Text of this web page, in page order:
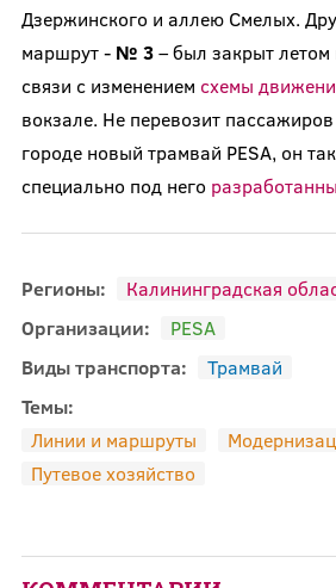
Дзержинского и аллею Смелых.
маршрут - № 3– был закрыт
связи с изменением схемы
вокзале. Не перевозит
городе новый трамвай PESA, он
специально под него
Регионы:
Калининградская
Организации:
PESA
Виды транспорта:
Трамвай
Темы:
Линии и маршруты
Путевое хозяйство